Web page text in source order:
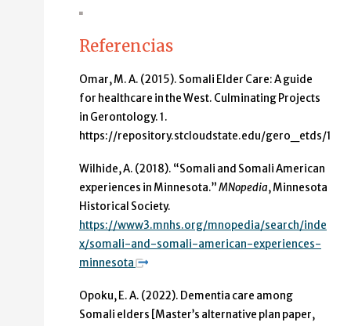
Referencias
Omar, M. A. (2015). Somali Elder Care: A guide
for healthcare in the West. Culminating Projects
in Gerontology. 1.
https://repository.stcloudstate.edu/gero_etds/1
Wilhide, A. (2018). “Somali and Somali American
experiences in Minnesota.”MNopedia, Minnesota
Historical Society.
https://www3.mnhs.org/mnopedia/search/inde
x/somali-and-somali-american-experiences-
minnesota
Opoku, E. A. (2022). Dementia care among
Somali elders [Master’s alternative plan paper,